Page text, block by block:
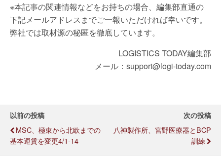
※本記事の関連情報などをお持ちの場合、編集部直通の
下記メールアドレスまでご一報いただければ幸いです。
弊社では取材源の秘匿を徹底しています。
LOGISTICS TODAY編集部
メール：support@logi-today.com
以前の投稿
MSC、極東から北欧までの
基本運賃を変更4/1-14
次の投稿
八神製作所、宮野医療器とBCP
訓練